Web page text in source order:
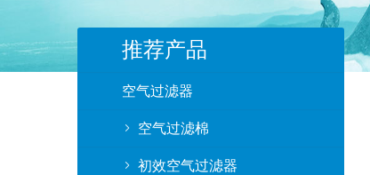
推荐产品
空气过滤器
空气过滤棉
初效空气过滤器